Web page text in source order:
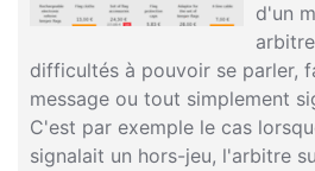
d'un
difficultés à pouvoir se parler,
message ou tout simplement
C'est par exemple le cas
signalait un hors-jeu, l'arbitre